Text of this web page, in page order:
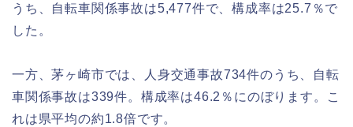
うち、自転車関係事故は5,477件で、構成率は25.7％で
した。
一方、茅ヶ崎市では、人身交通事故734件のうち、自転
車関係事故は339件。構成率は46.2％にのぼります。こ
れは県平均の約1.8倍です。